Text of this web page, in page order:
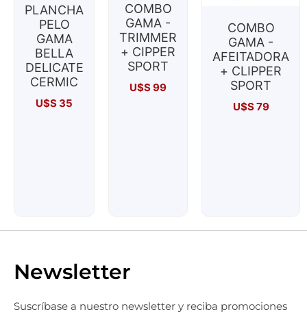
PLANCHA
PELO
GAMA
BELLA
DELICATE
CERMIC
U$S 35
COMBO
GAMA -
TRIMMER
+ CIPPER
SPORT
U$S99
COMBO
GAMA -
AFEITADORA
+ CLIPPER
SPORT
U$S79
Newsletter
Suscríbase a nuestro newsletter y reciba promociones